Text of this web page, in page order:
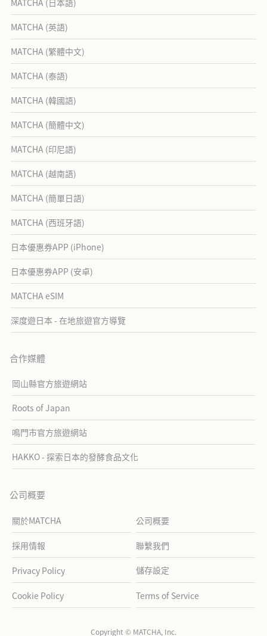
MATCHA (英語)
MATCHA (繁體中文)
MATCHA (泰語)
MATCHA (韓國語)
MATCHA (簡體中文)
MATCHA (印尼語)
MATCHA (越南語)
MATCHA (簡單日語)
MATCHA (西班牙語)
日本優惠券APP (iPhone)
日本優惠券APP (安卓)
MATCHA eSIM
深度遊日本 - 在地旅遊官方導覽
合作媒體
岡山縣官方旅遊網站
Roots of Japan
鳴門市官方旅遊網站
HAKKO - 探索日本的發酵食品文化
公司概要
關於MATCHA 公司概要
採用情報 聯繫我們
Privacy Policy 儲存設定
Cookie Policy Terms of Service
Copyright © MATCHA, Inc.